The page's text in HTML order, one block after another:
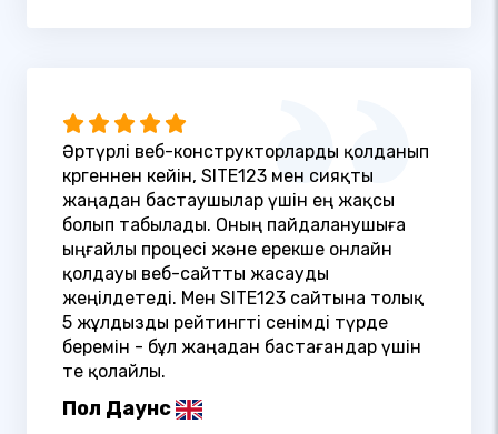
Әртүрлі веб-конструкторларды қолданып
көргеннен кейін, SITE123 мен сияқты
жаңадан бастаушылар үшін ең жақсы
болып табылады. Оның пайдаланушыға
ыңғайлы процесі және ерекше онлайн
қолдауы веб-сайтты жасауды
жеңілдетеді. Мен SITE123 сайтына толық
5 жұлдызды рейтингті сенімді түрде
беремін - бұл жаңадан бастағандар үшін
өте қолайлы.
Пол Даунс